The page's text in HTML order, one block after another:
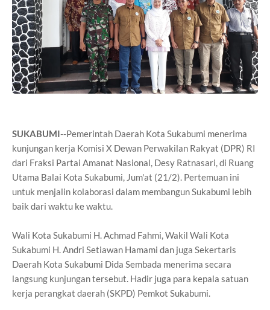
SUKABUMI--Pemerintah Daerah Kota Sukabumi menerima
kunjungan kerja Komisi X Dewan Perwakilan Rakyat (DPR) RI
dari Fraksi Partai Amanat Nasional, Desy Ratnasari, di Ruang
Utama Balai Kota Sukabumi, Jum'at (21/2). Pertemuan ini
untuk menjalin kolaborasi dalam membangun Sukabumi lebih
baik dari waktu ke waktu.
Wali Kota Sukabumi H. Achmad Fahmi, Wakil Wali Kota
Sukabumi H. Andri Setiawan Hamami dan juga Sekertaris
Daerah Kota Sukabumi Dida Sembada menerima secara
langsung kunjungan tersebut. Hadir juga para kepala satuan
kerja perangkat daerah (SKPD) Pemkot Sukabumi.